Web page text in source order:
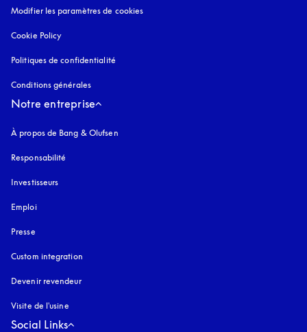
Modifier les paramètres de cookies
Cookie Policy
Politiques de confidentialité
Conditions générales
Notre entreprise
À propos de Bang & Olufsen
Responsabilité
Investisseurs
Emploi
Presse
Custom integration
Devenir revendeur
Visite de l'usine
Social Links